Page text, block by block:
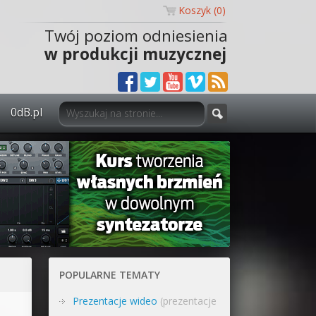
Koszyk (0)
Twój poziom odniesienia
w produkcji muzycznej
0dB.pl
0dB.pl - informacje
Newsletter
Materiały dla mediów
Archiwum aktualności
POPULARNE TEMATY
Prezentacje wideo (prezentacje